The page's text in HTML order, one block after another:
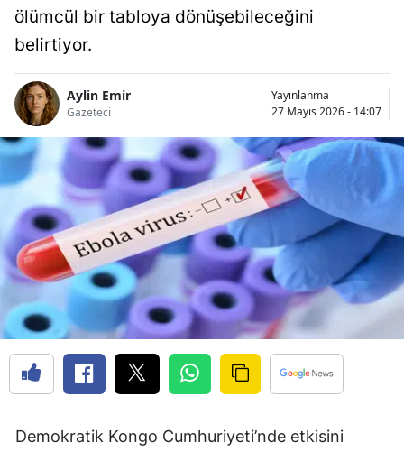
ölümcül bir tabloya dönüşebileceğini
belirtiyor.
Aylin Emir
Gazeteci
Yayınlanma
27 Mayıs 2026 - 14:07
Demokratik Kongo Cumhuriyeti’nde etkisini